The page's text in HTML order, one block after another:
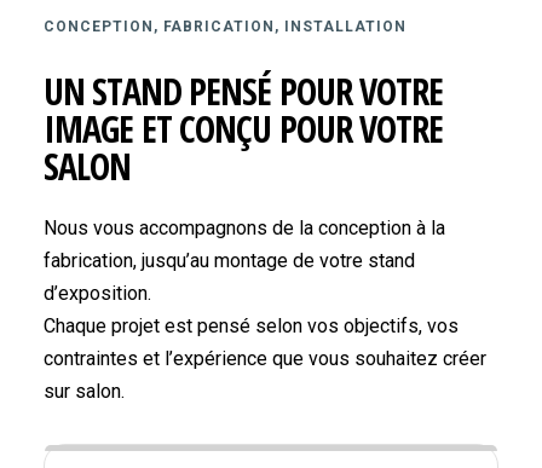
CONCEPTION, FABRICATION, INSTALLATION
UN STAND PENSÉ POUR VOTRE
IMAGE ET CONÇU POUR VOTRE
SALON
Nous vous accompagnons de la conception à la
fabrication, jusqu’au montage de votre stand
d’exposition.
Chaque projet est pensé selon vos objectifs, vos
contraintes et l’expérience que vous souhaitez créer
sur salon.